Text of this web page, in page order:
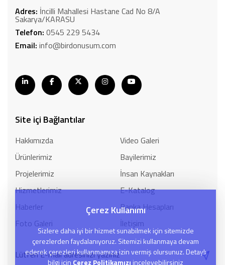
Adres: İncilli Mahallesi Hastane Cad No 8/A
Sakarya/KARASU
Telefon: 0545 229 5434
Email: info@birdonusum.com
Site içi Bağlantılar
Hakkımızda
Ürünlerimiz
Projelerimiz
Hizmetlerimiz
Haberler
Foto Galeri
Video Galeri
Bayilerimiz
İnsan Kaynakları
E-Katalog
Banka Hesapları
İletişim
Çerez Kullanımı
Sizlere daha iyi bir hizmet sunabilmek için sitemizde
çerezlerden faydalanıyoruz. Sitemizi kullanmaya devam
ederek çerezleri kullanmamıza izin vermiş olursunuz. Detaylı
bilgi için Çerez Politikamızı inceleyebilirsiniz